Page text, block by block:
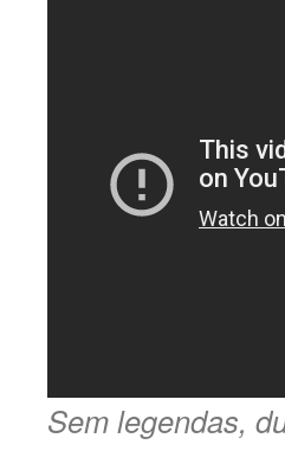
Sem legendas,